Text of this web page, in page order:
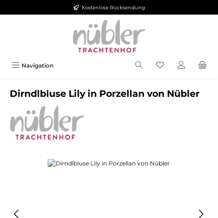
Zum Hauptinhalt springen Kostenlose Rücksendung
Navigation
Dirndlbluse Lily in Porzellan von Nübler
Bildergalerie überspringen